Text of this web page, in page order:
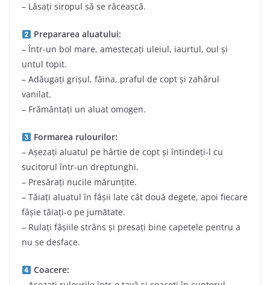
– Lăsați siropul să se răcească.
Prepararea aluatului:
– Într-un bol mare, amestecați uleiul, iaurtul, oul și
untul topit.
– Adăugați grișul, făina, praful de copt și zahărul
vanilat.
– Frământați un aluat omogen.
Formarea rulourilor:
– Așezați aluatul pe hârtie de copt și întindeți-l cu
sucitorul într-un dreptunghi.
– Presărați nucile mărunțite.
– Tăiați aluatul în fâșii late cât două degete, apoi fiecare
fâșie tăiați-o pe jumătate.
– Rulați fâșiile strâns și presați bine capetele pentru a
nu se desface.
Coacere: